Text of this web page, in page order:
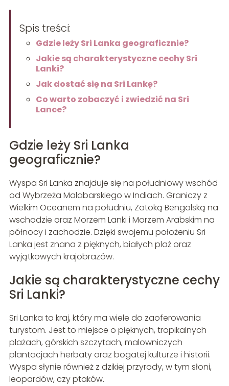
Spis treści:
Gdzie leży Sri Lanka geograficznie?
Jakie są charakterystyczne cechy Sri
Lanki?
Jak dostać się na Sri Lankę?
Co warto zobaczyć i zwiedzić na Sri
Lance?
Gdzie leży Sri Lanka
geograficznie?
Wyspa Sri Lanka znajduje się na południowy wschód
od Wybrzeża Malabarskiego w Indiach. Graniczy z
Wielkim Oceanem na południu, Zatoką Bengalską na
wschodzie oraz Morzem Lanki i Morzem Arabskim na
północy i zachodzie. Dzięki swojemu położeniu Sri
Lanka jest znana z pięknych, białych plaż oraz
wyjątkowych krajobrazów.
Jakie są charakterystyczne cechy
Sri Lanki?
Sri Lanka to kraj, który ma wiele do zaoferowania
turystom. Jest to miejsce o pięknych, tropikalnych
plażach, górskich szczytach, malowniczych
plantacjach herbaty oraz bogatej kulturze i historii.
Wyspa słynie również z dzikiej przyrody, w tym słoni,
leopardów, czy ptaków.